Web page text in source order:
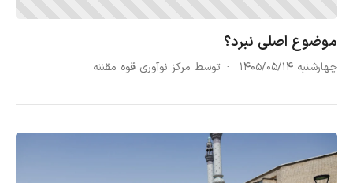
موضوع اصلی نبرد؟
چهارشنبه ۱۴۰۵/۰۵/۱۴ توسط مرکز نوآوری قوه مقننه